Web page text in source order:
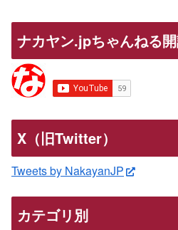
ナカヤン.jpちゃんねる開
X（旧Twitter）
Tweets by NakayanJP
カテゴリ別